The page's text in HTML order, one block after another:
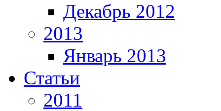
Декабрь 2012
2013
Январь 2013
Статьи
2011